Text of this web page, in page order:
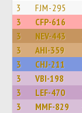
3 FJM-295
3 CFP-616
3 NEV-443
3 AHI-359
3 CHJ-211
3 VBI-198
3 LEF-470
3 MMF-829